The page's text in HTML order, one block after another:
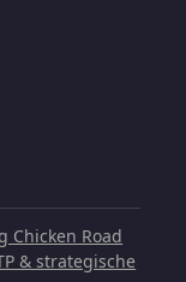
Chicken Road
& strategische